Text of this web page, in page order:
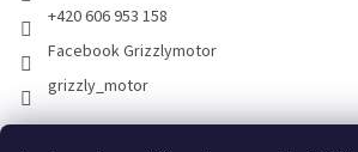
+420 606 953 158
Facebook Grizzlymotor
grizzly_motor